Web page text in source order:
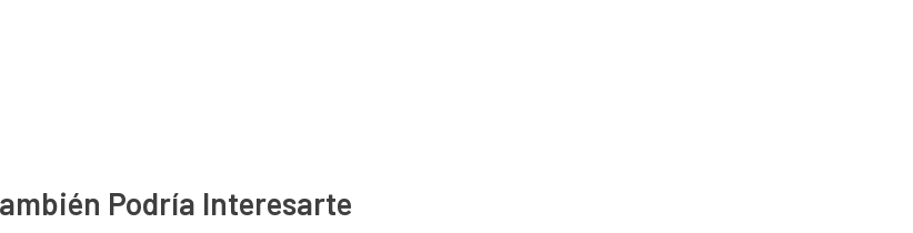
Podría Interesarte